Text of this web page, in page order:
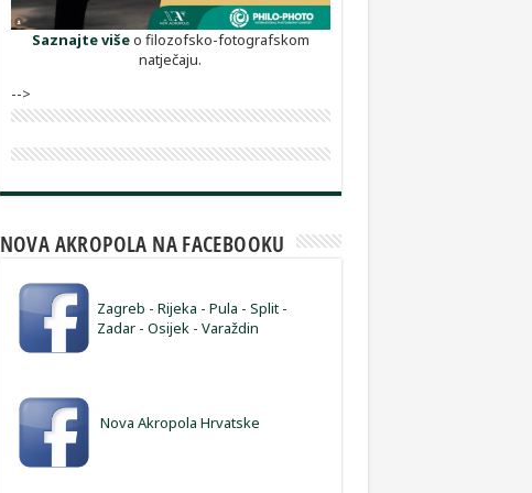
Saznajte višeo filozofsko-fotografskom
natječaju.
-->
NOVA AKROPOLA NA FACEBOOKU
Zagreb - Rijeka - Pula - Split-
Zadar- Osijek- Varaždin
Nova Akropola Hrvatske